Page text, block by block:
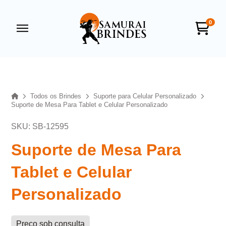
0
HomeTodos os Brindes
Suporte para Celular Personalizado
Suporte de Mesa Para Tablet e Celular Personalizado
SKU: SB-12595
Suporte de Mesa Para
Tablet e Celular
Personalizado
Preço sob consulta